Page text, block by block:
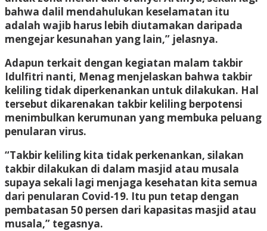
bahwa dalil mendahulukan keselamatan itu
adalah wajib harus lebih diutamakan daripada
mengejar kesunahan yang lain,” jelasnya.
Adapun terkait dengan kegiatan malam takbir
Idulfitri nanti, Menag menjelaskan bahwa takbir
keliling tidak diperkenankan untuk dilakukan. Hal
tersebut dikarenakan takbir keliling berpotensi
menimbulkan kerumunan yang membuka peluang
penularan virus.
“Takbir keliling kita tidak perkenankan, silakan
takbir dilakukan di dalam masjid atau musala
supaya sekali lagi menjaga kesehatan kita semua
dari penularan Covid-19. Itu pun tetap dengan
pembatasan 50 persen dari kapasitas masjid atau
musala,” tegasnya.